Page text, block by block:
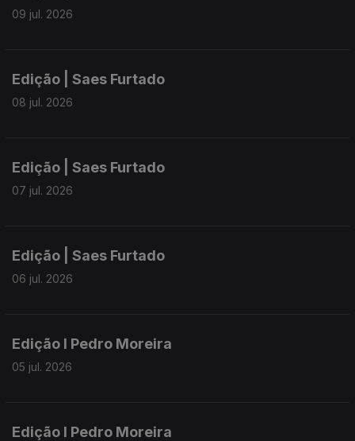
09 jul. 2026
Edição | Saes Furtado
08 jul. 2026
Edição | Saes Furtado
07 jul. 2026
Edição | Saes Furtado
06 jul. 2026
Edição I Pedro Moreira
05 jul. 2026
Edição I Pedro Moreira